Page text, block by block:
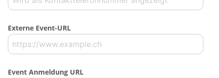
Externe Event-URL
Event Anmeldung URL